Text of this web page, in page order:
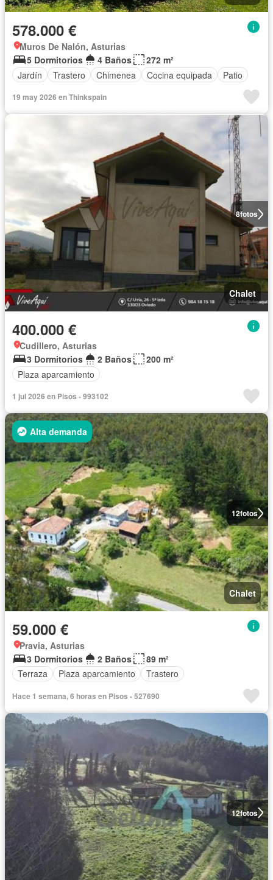
578.000 €
Muros De Nalón, Asturias
5 Dormitorios
4 Baños
272 m²
Jardín
Trastero Chimenea Cocina equipada Patio
19 may 2026 en Thinkspain
8fotos
Chalet
400.000 €
Cudillero, Asturias
3 Dormitorios
2 Baños
200 m²
Plaza aparcamiento
1 jul 2026 en Pisos - 993102
12fotos
Alta demanda
Chalet
59.000 €
Pravia, Asturias
3 Dormitorios
2 Baños
89 m²
Terraza
Plaza aparcamiento Trastero
Hace 1 semana, 6 horas en Pisos - 527690
12fotos